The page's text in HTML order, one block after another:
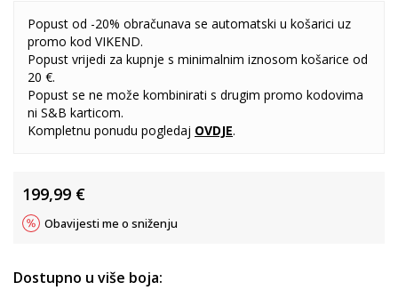
Popust od -20% obračunava se automatski u košarici uz
promo kod VIKEND.
Popust vrijedi za kupnje s minimalnim iznosom košarice od
20 €.
Popust se ne može kombinirati s drugim promo kodovima
ni S&B karticom.
Kompletnu ponudu pogledaj OVDJE.
199,99 €
Obavijesti me o sniženju
Dostupno u više boja: